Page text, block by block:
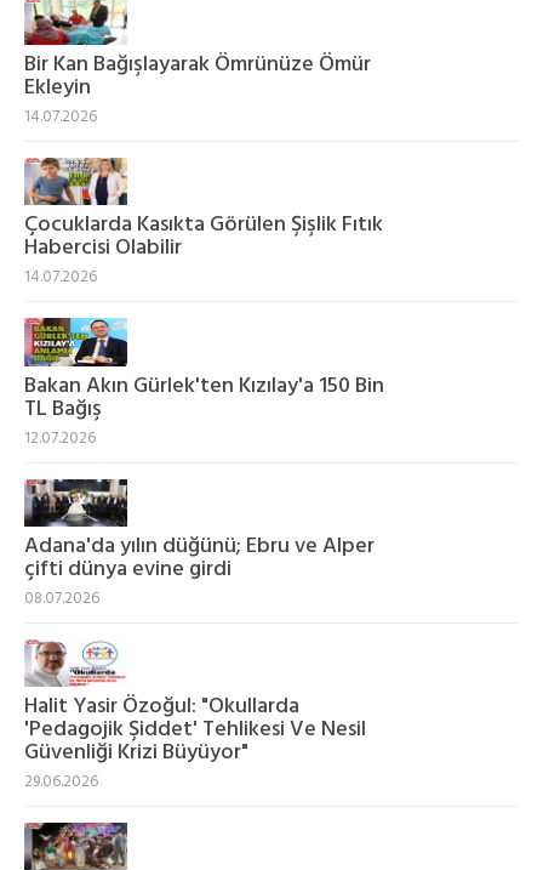
Bir Kan Bağışlayarak Ömrünüze Ömür
Ekleyin
14.07.2026
Çocuklarda Kasıkta Görülen Şişlik Fıtık
Habercisi Olabilir
14.07.2026
Bakan Akın Gürlek'ten Kızılay'a 150 Bin
TL Bağış
12.07.2026
Adana'da yılın düğünü; Ebru ve Alper
çifti dünya evine girdi
08.07.2026
Halit Yasir Özoğul: "Okullarda
'Pedagojik Şiddet' Tehlikesi Ve Nesil
Güvenliği Krizi Büyüyor"
29.06.2026